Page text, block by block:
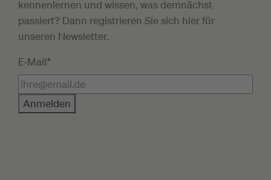
kennenlernen und wissen, was demnächst
passiert? Dann registrieren Sie sich hier für
unseren Newsletter.
E-Mail*
Anmelden